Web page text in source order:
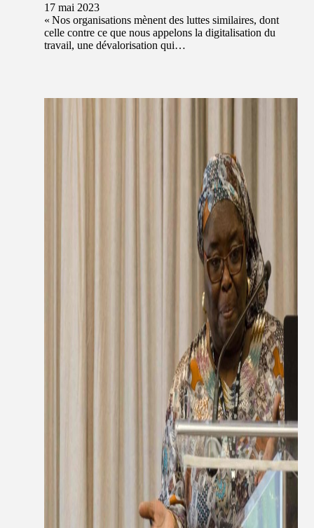
17 mai 2023
« Nos organisations mènent des luttes similaires, dont
celle contre ce que nous appelons la digitalisation du
travail, une dévalorisation qui…